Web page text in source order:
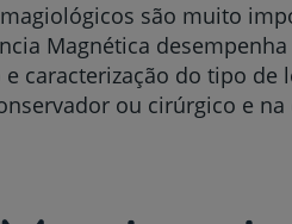
são muito
Magnética
caracterização do tipo de
ou cirúrgico e